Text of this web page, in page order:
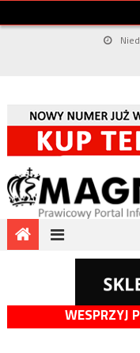
WESPRZYJ